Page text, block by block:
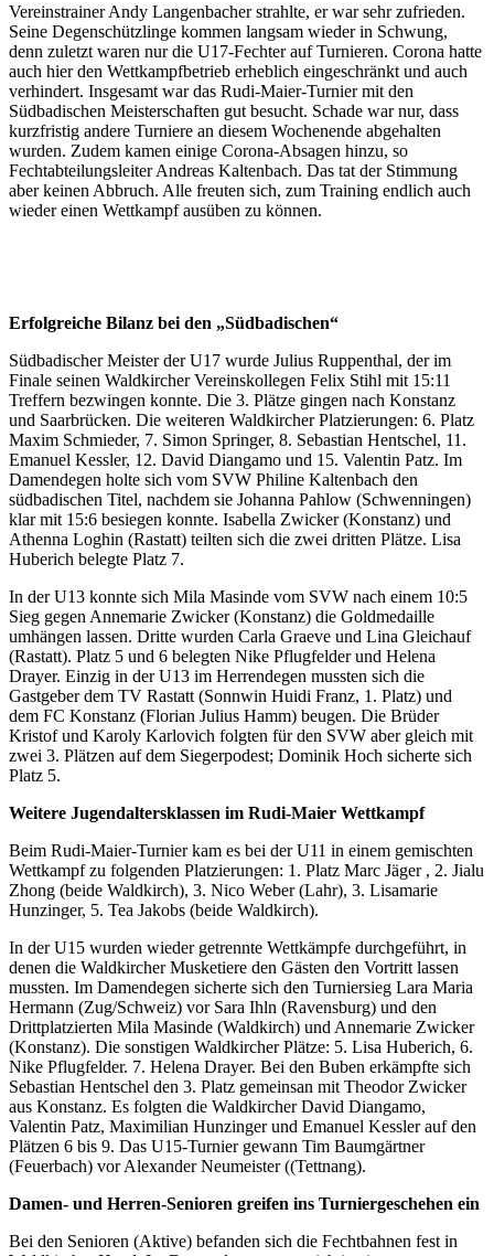
Vereinstrainer Andy Langenbacher strahlte, er war sehr zufrieden.
Seine Degenschützlinge kommen langsam wieder in Schwung,
denn zuletzt waren nur die U17-Fechter auf Turnieren. Corona hatte
auch hier den Wettkampfbetrieb erheblich eingeschränkt und auch
verhindert. Insgesamt war das Rudi-Maier-Turnier mit den
Südbadischen Meisterschaften gut besucht. Schade war nur, dass
kurzfristig andere Turniere an diesem Wochenende abgehalten
wurden. Zudem kamen einige Corona-Absagen hinzu, so
Fechtabteilungsleiter Andreas Kaltenbach. Das tat der Stimmung
aber keinen Abbruch. Alle freuten sich, zum Training endlich auch
wieder einen Wettkampf ausüben zu können.
Erfolgreiche Bilanz bei den „Südbadischen“
Südbadischer Meister der U17 wurde Julius Ruppenthal, der im
Finale seinen Waldkircher Vereinskollegen Felix Stihl mit 15:11
Treffern bezwingen konnte. Die 3. Plätze gingen nach Konstanz
und Saarbrücken. Die weiteren Waldkircher Platzierungen: 6. Platz
Maxim Schmieder, 7. Simon Springer, 8. Sebastian Hentschel, 11.
Emanuel Kessler, 12. David Diangamo und 15. Valentin Patz. Im
Damendegen holte sich vom SVW Philine Kaltenbach den
südbadischen Titel, nachdem sie Johanna Pahlow (Schwenningen)
klar mit 15:6 besiegen konnte. Isabella Zwicker (Konstanz) und
Athenna Loghin (Rastatt) teilten sich die zwei dritten Plätze. Lisa
Huberich belegte Platz 7.
In der U13 konnte sich Mila Masinde vom SVW nach einem 10:5
Sieg gegen Annemarie Zwicker (Konstanz) die Goldmedaille
umhängen lassen. Dritte wurden Carla Graeve und Lina Gleichauf
(Rastatt). Platz 5 und 6 belegten Nike Pflugfelder und Helena
Drayer. Einzig in der U13 im Herrendegen mussten sich die
Gastgeber dem TV Rastatt (Sonnwin Huidi Franz, 1. Platz) und
dem FC Konstanz (Florian Julius Hamm) beugen. Die Brüder
Kristof und Karoly Karlovich folgten für den SVW aber gleich mit
zwei 3. Plätzen auf dem Siegerpodest; Dominik Hoch sicherte sich
Platz 5.
Weitere Jugendaltersklassen im Rudi-Maier Wettkampf
Beim Rudi-Maier-Turnier kam es bei der U11 in einem gemischten
Wettkampf zu folgenden Platzierungen: 1. Platz Marc Jäger , 2. Jialu
Zhong (beide Waldkirch), 3. Nico Weber (Lahr), 3. Lisamarie
Hunzinger, 5. Tea Jakobs (beide Waldkirch).
In der U15 wurden wieder getrennte Wettkämpfe durchgeführt, in
denen die Waldkircher Musketiere den Gästen den Vortritt lassen
mussten. Im Damendegen sicherte sich den Turniersieg Lara Maria
Hermann (Zug/Schweiz) vor Sara Ihln (Ravensburg) und den
Drittplatzierten Mila Masinde (Waldkirch) und Annemarie Zwicker
(Konstanz). Die sonstigen Waldkircher Plätze: 5. Lisa Huberich, 6.
Nike Pflugfelder. 7. Helena Drayer. Bei den Buben erkämpfte sich
Sebastian Hentschel den 3. Platz gemeinsan mit Theodor Zwicker
aus Konstanz. Es folgten die Waldkircher David Diangamo,
Valentin Patz, Maximilian Hunzinger und Emanuel Kessler auf den
Plätzen 6 bis 9. Das U15-Turnier gewann Tim Baumgärtner
(Feuerbach) vor Alexander Neumeister ((Tettnang).
Damen- und Herren-Senioren greifen ins Turniergeschehen ein
Bei den Senioren (Aktive) befanden sich die Fechtbahnen fest in